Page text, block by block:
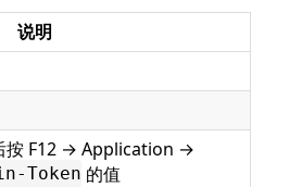
说明
按 F12 → Application →
Token 的值